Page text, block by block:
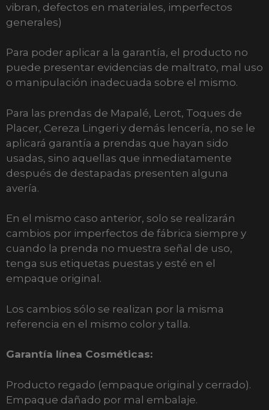
vibran, defectos en materiales, imperfectos
generales)
Para poder aplicar a la garantía, el producto no
puede presentar evidencias de maltrato, mal uso
o manipulación inadecuada sobre el mismo.
Para las prendas de Mapalé, Lerot, Toques de
Placer, Cereza Lingeri y demás lencería, no se le
aplicará garantía a prendas que hayan sido
usadas, sino aquellas que inmediatamente
después de destapadas presenten alguna
avería.
En el mismo caso anterior, solo se realizarán
cambios por imperfectos de fábrica siempre y
cuando la prenda no muestra señal de uso,
tenga sus etiquetas puestas y esté en el
empaque original.
Los cambios sólo se realizan por la misma
referencia en el mismo color y talla.
Garantía línea Cosméticas:
Producto regado (empaque original y cerrado).
Empaque dañado por mal embalaje.